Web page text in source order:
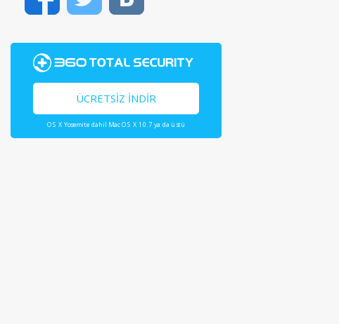
FacebookTwitter
ÜCRETSIZ İNDIR
OS X Yosemite dahil Mac OS X 10.7 ya da üstü